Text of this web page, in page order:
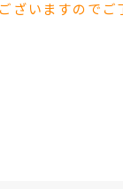
ざいますのでご